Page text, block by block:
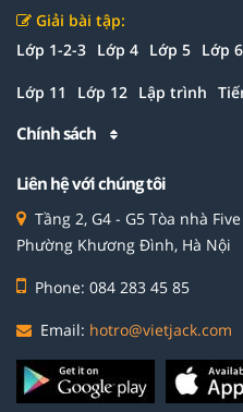
Giải bài tập:
Lớp 1-2-3 Lớp 4 Lớp 5 Lớp 6
Lớp 11 Lớp 12 Lập trình
Chính sách
Liên hệ với chúng tôi
Tầng 2, G4 - G5 Tòa nhà
Phường Khương Đình, Hà Nội
Phone: 084 283 45 85
Email: hotro@vietjack.com